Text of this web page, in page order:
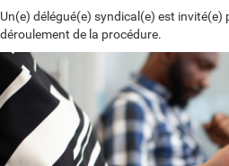
Un(e) délégué(e) syndical(e) est
déroulement de la procédure.